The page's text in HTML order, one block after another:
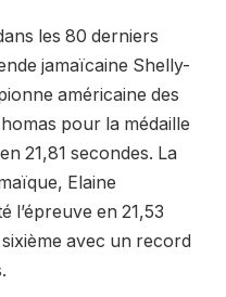
les 80 derniers
jamaïcaine Shelly-
américaine des
pour la médaille
21,81 secondes. La
Elaine
l’épreuve en 21,53
avec un record